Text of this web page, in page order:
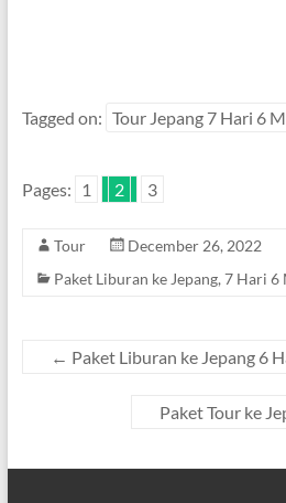
Tagged on: Tour Jepang 7 Hari 6
Pages: 1 2 3
Tour
December 26, 2022
Paket Liburan ke Jepang, 7 Hari 6
← Paket Liburan ke Jepang 6
Paket Tour ke